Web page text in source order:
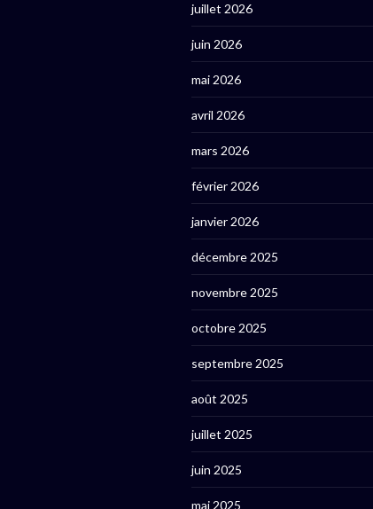
juillet 2026
juin 2026
mai 2026
avril 2026
mars 2026
février 2026
janvier 2026
décembre 2025
novembre 2025
octobre 2025
septembre 2025
août 2025
juillet 2025
juin 2025
mai 2025